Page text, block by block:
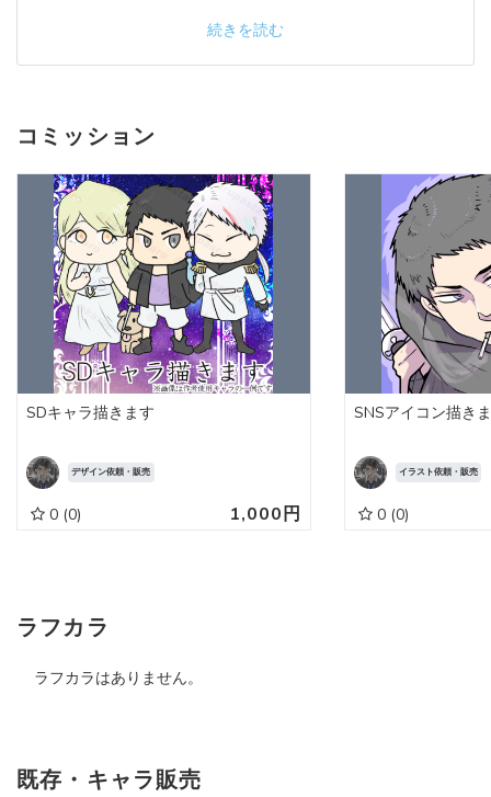
続きを読む
コミッション
SDキャラ描きます
デザイン依頼・販売
0 (0) 1,000円
SNSアイコン描き
イラスト依頼・販売
0 (0)
ラフカラ
ラフカラはありません。
既存・キャラ販売